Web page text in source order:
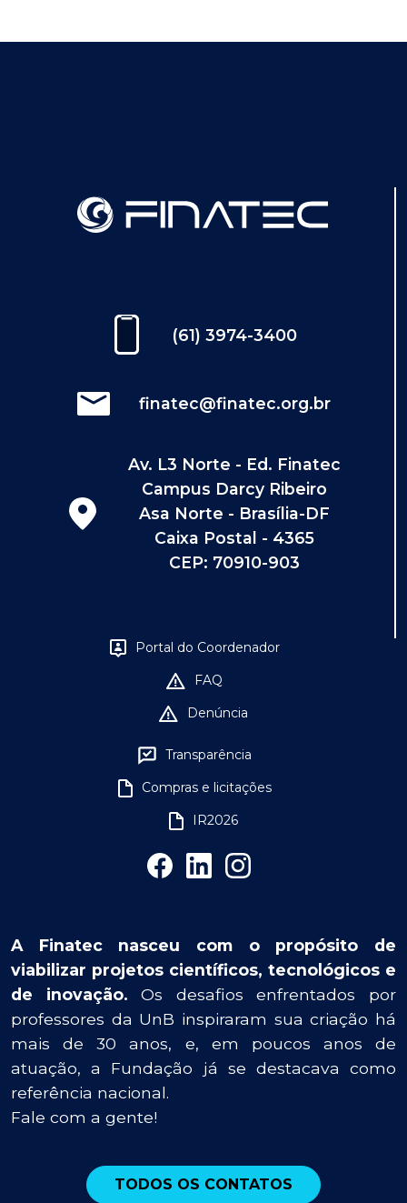
(61) 3974-3400
finatec@finatec.org.br
Av. L3 Norte - Ed. Finatec
Campus Darcy Ribeiro
Asa Norte - Brasília-DF
Caixa Postal - 4365
CEP: 70910-903
Portal do Coordenador
FAQ
Denúncia
Transparência
Compras e licitações
IR2026
A Finatec nasceu com o propósito de
viabilizar projetos científicos, tecnológicos e
de inovação. Os desafios enfrentados por
professores da UnB inspiraram sua criação há
mais de 30 anos, e, em poucos anos de
atuação, a Fundação já se destacava como
referência nacional.
Fale com a gente!
TODOS OS CONTATOS